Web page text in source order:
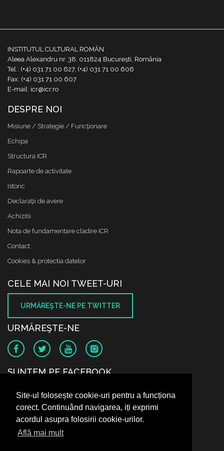
Site-ul folosește cookie-uri pentru a funcționa
corect. Continuând navigarea, iți exprimi
acordul asupra folosirii cookie-urilor.
Află mai mult
INSTITUTUL CULTURAL ROMÂN
Aleea Alexandru nr. 38, 011824 București, România
Tel.: (+4) 031 71 00 627, (+4) 031 71 00 606
Fax: (+4) 031 71 00 607
E-mail: icr@icr.ro
DESPRE NOI
Misiune / Strategie / Funcţionare
Echipa
Structura ICR
Rapoarte de activitate
Istoric
Declaraţii de avere
Achizitii
Nota de fundamentare cladire ICR
Contact
Cookies & protectia datelor
CELE MAI NOI TWEET-URI
URMĂREŞTE-NE PE TWITTER
URMĂREŞTE-NE
SUNTEM PE FACEBOOK